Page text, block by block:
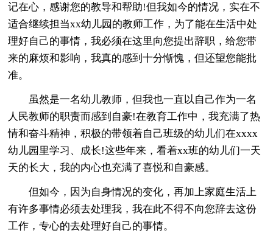
记在心，感谢您的教导和帮助!但我如今的情况，实在不
适合继续担当xx幼儿园的教师工作，为了能在生活中处
理好自己的事情，我必须在这里向您提出辞职，给您带
来的麻烦和影响，我真的感到十分惭愧，但还望您能批
准。
虽然是一名幼儿教师，但我也一直以自己作为一名
人民教师的职责而感到自豪!在教育工作中，我充满了热
情和奋斗精神，积极的带领着自己班级的幼儿们在xxxx
幼儿园里学习、成长!这些年来，看着xx班的幼儿们一天
天的长大，我的内心也充满了喜悦和自豪感。
但如今，因为自身情况的变化，再加上家庭生活上
有许多事情必须去处理我，我在此不得不向您辞去这份
工作，专心的去处理好自己的事情。